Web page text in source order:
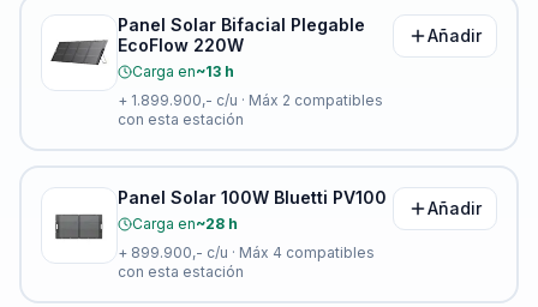
Panel Solar Bifacial Plegable
EcoFlow 220W
Carga en~13 h
+ 1.899.900,- c/u · Máx 2 compatibles
con esta estación
Añadir
Panel Solar 100W Bluetti PV100
Carga en~28 h
+ 899.900,- c/u · Máx 4 compatibles
con esta estación
Añadir